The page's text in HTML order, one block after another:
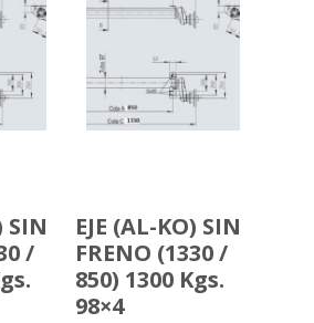
SIN
/
EJE (AL-KO) SIN
FRENO (1330 /
850) 1300 Kgs.
98×4